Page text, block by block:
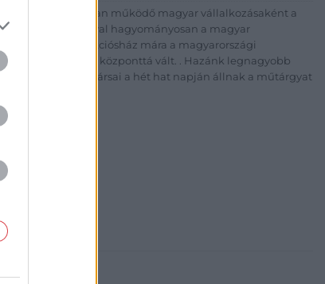
jogfolytonosan működő magyar vállalkozásaként a
megbízhatóságával hagyományosan a magyar
BÁV Aukciósház mára a magyarországi
és árverési központtá vált. . Hazánk legnagyobb
munkatársai a hét hat napján állnak a műtárgyat